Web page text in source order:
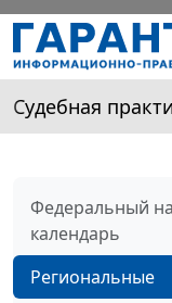
Судебная
Федеральный
календарь
Региональные